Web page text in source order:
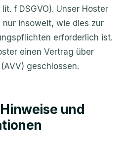
f DSGVO). Unser Hoster
insoweit, wie dies zur
erforderlich ist.
einen Vertrag über
geschlossen.
und